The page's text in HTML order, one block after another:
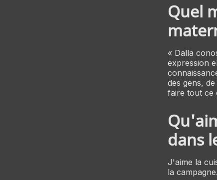
Quel
« Dalla
expression
des gens,
faire tout ce
dans
J'aime la
la campagne.